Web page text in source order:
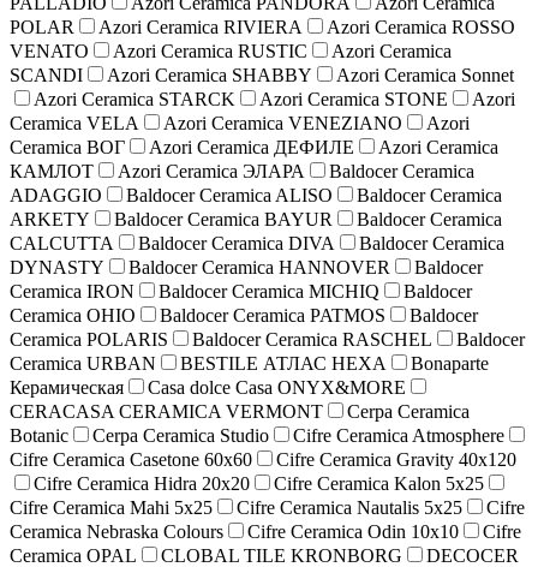
POLAR
Azori Ceramica RIVIERA
Azori Ceramica ROSSO
VENATO
Azori Ceramica RUSTIC
Azori Ceramica
SCANDI
Azori Ceramica SHABBY
Azori Ceramica Sonnet
Azori Ceramica STARCK
Azori Ceramica STONE
Azori
Ceramica VELA
Azori Ceramica VENEZIANO
Azori
Ceramica ВОГ
Azori Ceramica ДЕФИЛЕ
Azori Ceramica
КАМЛОТ
Azori Ceramica ЭЛАРА
Baldocer Ceramica
ADAGGIO
Baldocer Ceramica ALISO
Baldocer Ceramica
ARKETY
Baldocer Ceramica BAYUR
Baldocer Ceramica
CALCUTTA
Baldocer Ceramica DIVA
Baldocer Ceramica
DYNASTY
Baldocer Ceramica HANNOVER
Baldocer
Ceramica IRON
Baldocer Ceramica MICHIQ
Baldocer
Ceramica OHIO
Baldocer Ceramica PATMOS
Baldocer
Ceramica POLARIS
Baldocer Ceramica RASCHEL
Baldocer
Ceramica URBAN
BESTILE АТЛАС HEXA
Bonaparte
Керамическая
Casa dolce Casa ONYX&MORE
CERACASA CERAMICA VERMONT
Cerpa Ceramica
Botanic
Cerpa Ceramica Studio
Cifre Ceramica Atmosphere
Cifre Ceramica Casetone 60x60
Cifre Ceramica Gravity 40x120
Cifre Ceramica Hidra 20x20
Cifre Ceramica Kalon 5x25
Cifre Ceramica Mahi 5x25
Cifre Ceramica Nautalis 5x25
Cifre
Ceramica Nebraska Colours
Cifre Ceramica Odin 10x10
Cifre
Ceramica OPAL
CLOBAL TILE KRONBORG
DECOCER